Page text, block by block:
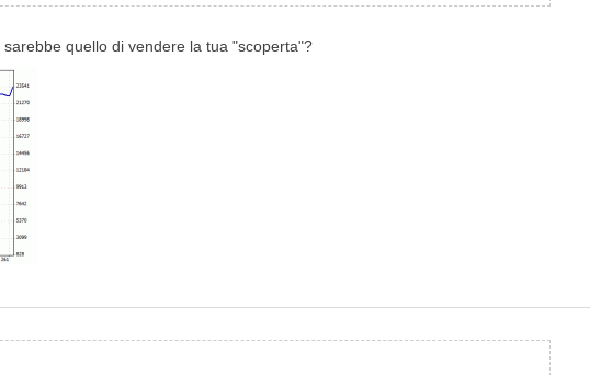
quello di vendere la tua "scoperta"?